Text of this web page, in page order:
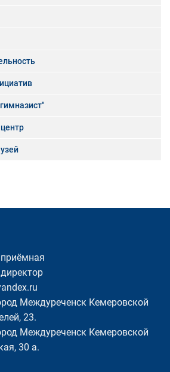
Междуреченск Кемеровской
23.
Междуреченск Кемеровской
30 а.